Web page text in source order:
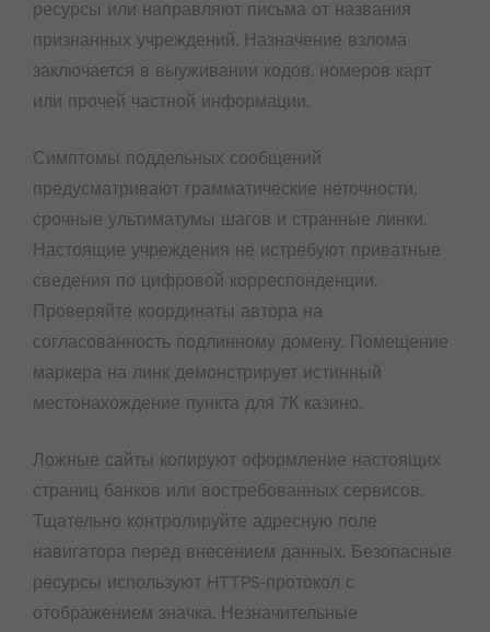
ресурсы или направляют письма от названия
признанных учреждений. Назначение взлома
заключается в выуживании кодов, номеров карт
или прочей частной информации.
Симптомы поддельных сообщений
предусматривают грамматические неточности,
срочные ультиматумы шагов и странные линки.
Настоящие учреждения не истребуют приватные
сведения по цифровой корреспонденции.
Проверяйте координаты автора на
согласованность подлинному домену. Помещение
маркера на линк демонстрирует истинный
местонахождение пункта для 7К казино.
Ложные сайты копируют оформление настоящих
страниц банков или востребованных сервисов.
Тщательно контролируйте адресную поле
навигатора перед внесением данных. Безопасные
ресурсы используют HTTPS-протокол с
отображением значка. Незначительные